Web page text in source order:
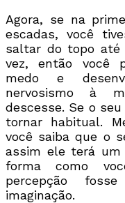
Agora, se na
escadas, você
saltar do topo até
vez, então você
medo e
nervosismo à
descesse. Se o
tornar habitual.
você saiba que o
assim ele terá um
forma como
percepção
imaginação.